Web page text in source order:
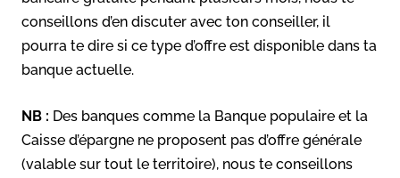
conseillons d’en discuter avec ton conseiller, il
pourra te dire si ce type d’offre est disponible dans ta
banque actuelle.
NB : Des banques comme la Banque populaire et la
Caisse d’épargne ne proposent pas d’offre générale
(valable sur tout le territoire), nous te conseillons